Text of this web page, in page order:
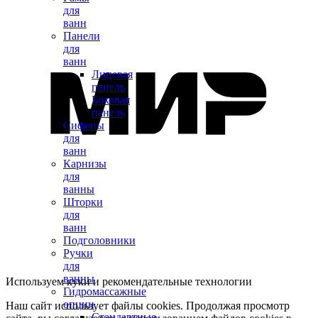
для
ванн
Панели
для
ванн
Лицевая
панель
Боковая
панель
Сифоны
для
ванн
Карнизы
для
ванны
Шторки
для
ванн
Подголовники
Ручки
для
ванны
Гидромассажные
опции
Используем куки и рекомендательные технологии
Наш сайт использует файлы cookies. Продолжая просмотр